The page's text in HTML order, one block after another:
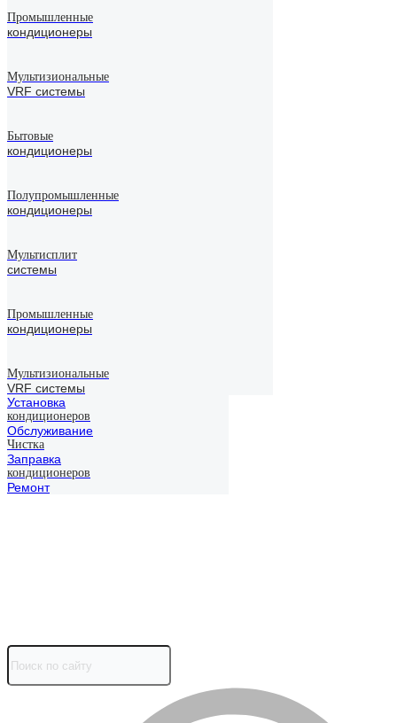
Промышленные
кондиционеры
Мультизиональные
VRF системы
Бытовые
кондиционеры
Полупромышленные
кондиционеры
Мультисплит
системы
Промышленные
кондиционеры
Мультизиональные
VRF системы
Установка
кондиционеров
Обслуживание
Чистка
Заправка
кондиционеров
Ремонт